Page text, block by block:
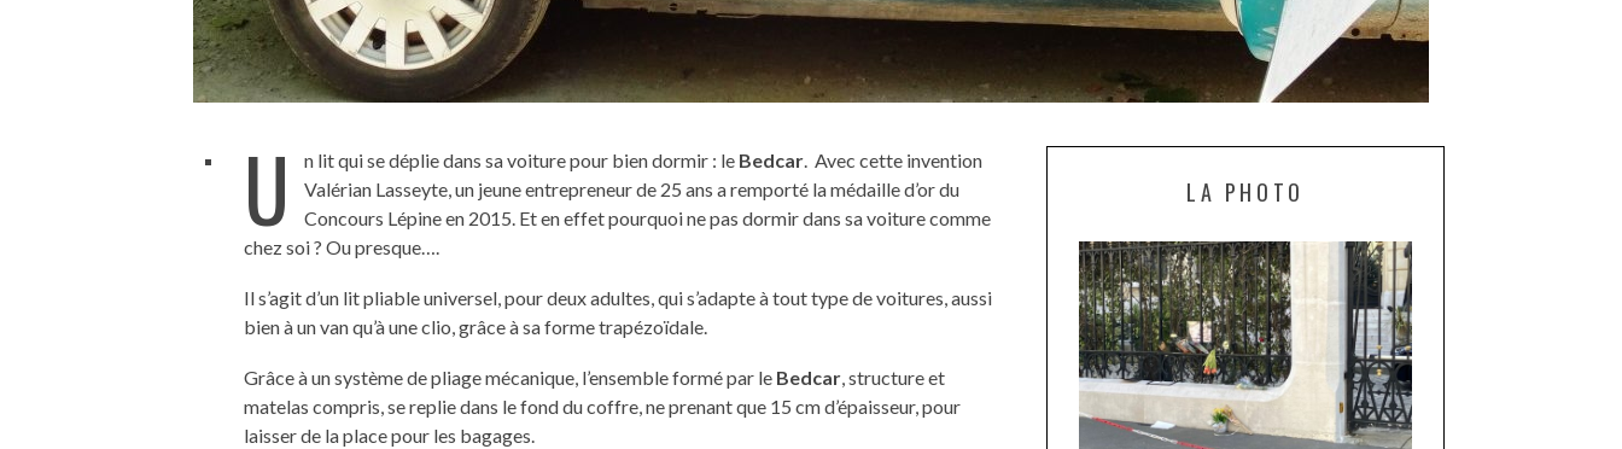
U n lit qui se déplie dans sa voiture pour bien dormir : le Bedcar. Avec cette invention
Valérian Lasseyte, un jeune entrepreneur de 25 ans a remporté la médaille d’or du
Concours Lépine en 2015. Et en effet pourquoi ne pas dormir dans sa voiture comme
chez soi ? Ou presque….
Il s’agit d’un lit pliable universel, pour deux adultes, qui s’adapte à tout type de voitures, aussi
bien à un van qu’à une clio, grâce à sa forme trapézoïdale.
Grâce à un système de pliage mécanique, l’ensemble formé par le Bedcar, structure et
matelas compris, se replie dans le fond du coffre, ne prenant que 15 cm d’épaisseur, pour
laisser de la place pour les bagages.
LA PHOTO